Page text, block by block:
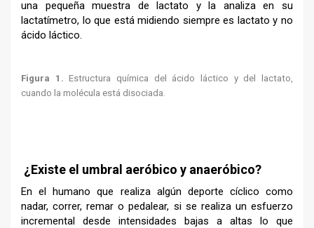
una pequeña muestra de lactato y la analiza en su
lactatímetro, lo que está midiendo siempre es lactato y no
ácido láctico.
Figura 1. Estructura química del ácido láctico y del lactato,
cuando la molécula está disociada.
¿Existe el umbral aeróbico y anaeróbico?
En el humano que realiza algún deporte cíclico como
nadar, correr, remar o pedalear, si se realiza un esfuerzo
incremental desde intensidades bajas a altas lo que